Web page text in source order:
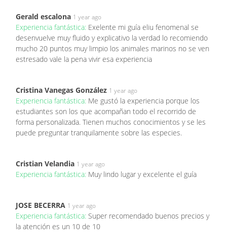
Gerald escalona 1 year ago
Experiencia fantástica: Exelente mi guía eliu fenomenal se
desenvuelve muy fluido y explicativo la verdad lo recomiendo
mucho 20 puntos muy limpio los animales marinos no se ven
estresado vale la pena vivir esa experiencia
Cristina Vanegas González 1 year ago
Experiencia fantástica: Me gustó la experiencia porque los
estudiantes son los que acompañan todo el recorrido de
forma personalizada. Tienen muchos conocimientos y se les
puede preguntar tranquilamente sobre las especies.
Cristian Velandia 1 year ago
Experiencia fantástica: Muy lindo lugar y excelente el guía
JOSE BECERRA 1 year ago
Experiencia fantástica: Super recomendado buenos precios y
la atención es un 10 de 10